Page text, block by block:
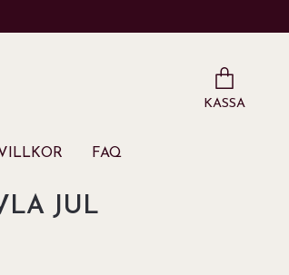
KASSA
FAQ
JUL